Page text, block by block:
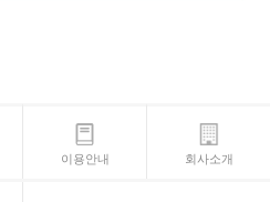
이용안내 회사소개